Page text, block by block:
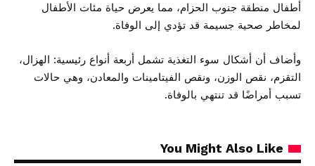
أطفال منطقة جنوب الحزام، مما يعرض حياة مئات الأطفال
لمخاطر صحية جسيمة قد تؤدي إلى الوفاة.
وأضاف أن أشكال سوء التغذية تشمل أربعة أنواع رئيسية: الهزال،
التقزم، نقص الوزن، ونقص الفيتامينات والمعادن، وهي حالات
تسبب أمراضًا قد تنتهي بالوفاة.
You Might Also Like